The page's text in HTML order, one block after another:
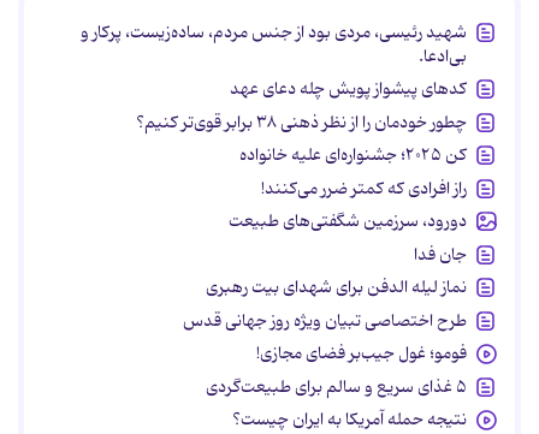
شهید رئیسی، مردی بود از جنس مردم، ساده‌زیست، پرکار و
بی‌ادعا.
کدهای پیشواز پویش چله دعای عهد
چطور خودمان را از نظر ذهنی ۳۸ برابر قوی‌تر کنیم؟
کن ۲۰۲۵؛ جشنواره‌ای علیه خانواده
راز افرادی که کمتر ضرر می‌کنند!
دورود، سرزمین شگفتی‌های طبیعت
جان فدا
نماز لیله الدفن برای شهدای بیت رهبری
طرح اختصاصی تبیان ویژه روز جهانی قدس
فومو؛ غول جیب‌بر فضای مجازی!
۵ غذای سریع و سالم برای طبیعت‌گردی
نتیجه حمله آمریکا به ایران چیست؟